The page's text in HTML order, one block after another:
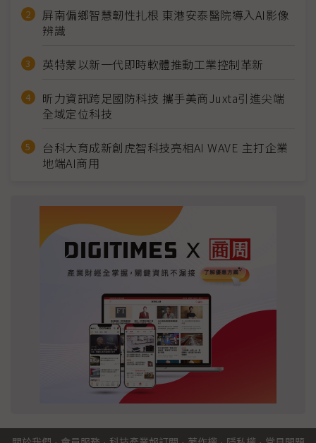
屏南偏鄉智慧韌性扎根 東港安泰醫院導入AI影像
辨識
英特蒙以新一代即時軟體推動工業控制革新
昕力資訊跨足國防科技 攜手美商Juxta引進尖端
全域定位科技
台科大育成新創虎智科技亮相AI WAVE 主打企業
地端AI商用